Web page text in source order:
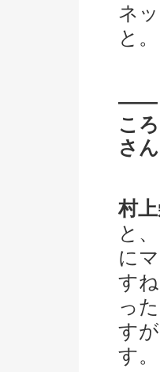
ネ
と。
――
こ
さ
村
と
に
す
っ
す
す。